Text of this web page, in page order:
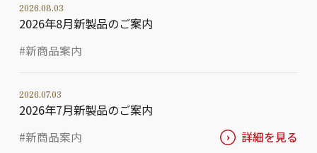
2026.08.03
2026年8月新製品のご案内
#新商品案内
2026.07.03
2026年7月新製品のご案内
#新商品案内 詳細を見る